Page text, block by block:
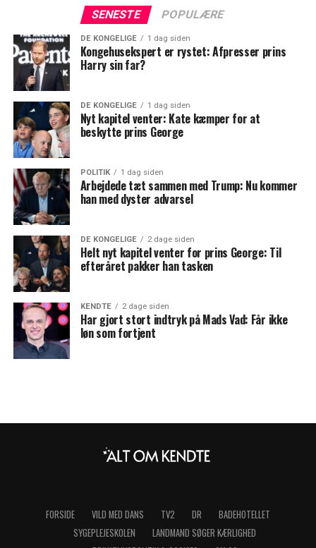
SENESTE POPULÆRE
DE KONGELIGE 1 dag siden
Kongehusekspert er rystet: Afpresser prins
Harry sin far?
DE KONGELIGE 1 dag siden
Nyt kapitel venter: Kate kæmper for at
beskytte prins George
POLITIK 1 dag siden
Arbejdede tæt sammen med Trump: Nu kommer
han med dyster advarsel
DE KONGELIGE 2 dage siden
Helt nyt kapitel venter for prins George: Til
efteråret pakker han tasken
KENDTE 2 dage siden
Har gjort stort indtryk på Mads Vad: Får ikke
løn som fortjent
FORSIDE VILD MED DANS TV2 DR
BADEHOTELLET
SYGEPLEJESKOLEN
LANDMAND SØGER KÆRLIGHED